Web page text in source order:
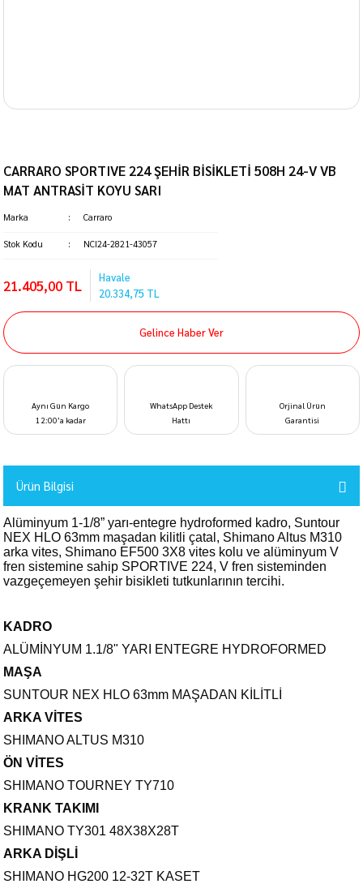
CARRARO SPORTIVE 224 ŞEHİR BİSİKLETİ 508H 24-V VB
MAT ANTRASİT KOYU SARI
Marka Carraro
Stok Kodu NCI24-2821-43057
21.405,00 TL
Havale
20.334,75 TL
Gelince Haber Ver
Aynı Gün Kargo
12:00’a kadar
WhatsApp Destek
Hattı
Orjinal Ürün
Garantisi
Ürün Bilgisi
Alüminyum 1-1/8” yarı-entegre hydroformed kadro, Suntour
NEX HLO 63mm maşadan kilitli çatal, Shimano Altus M310
arka vites, Shimano EF500 3X8 vites kolu ve alüminyum V
fren sistemine sahip SPORTIVE 224, V fren sisteminden
vazgeçemeyen şehir bisikleti tutkunlarının tercihi.
KADRO
ALÜMİNYUM 1.1/8" YARI ENTEGRE HYDROFORMED
MAŞA
SUNTOUR NEX HLO 63mm MAŞADAN KİLİTLİ
ARKA VİTES
SHIMANO ALTUS M310
ÖN VİTES
SHIMANO TOURNEY TY710
KRANK TAKIMI
SHIMANO TY301 48X38X28T
ARKA DİŞLİ
SHIMANO HG200 12-32T KASET